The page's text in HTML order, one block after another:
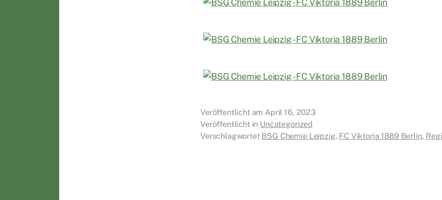
Veröffentlicht am April 16, 2023
Veröffentlicht in Uncategorized
Verschlagwortet BSG Chemie Leipzig, FC Viktoria 1889 Berlin,